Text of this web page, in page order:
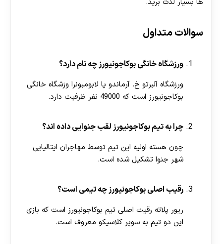
ها بسیار لذت برید.
سوالات متداول
ورزشگاه خانگی بوکاجونیورز چه نام دارد؟
ورزشگاه آلبرتو خ. آرماندو یا لابومبونرا وزشگاه خانگی
بوکاجونیورز است که 49000 نفر ظرفیت دارد.
چرا به تیم بوکاجونیورز لقب جنوایی داده اند؟
چون هسته اولیه این تیم توسط مهاجران ایتالیایی
شهر جنوا تشکیل شده است.
رقیب اصلی بوکاجونیورز چه تیمی است؟
ریور پلاته رقیت اصلی تیم بوکاجونیورز است که بازی
این دو تیم به سوپر کلاسیکو معروف است.